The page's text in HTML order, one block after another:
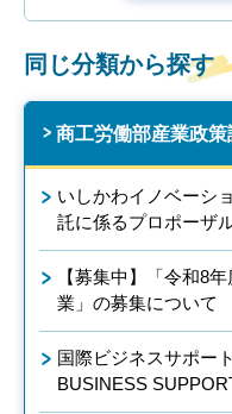
同じ分類から探す
商工労働部産業政策
いしかわイノベーシ
託に係るプロポーザ
【募集中】「令和8
業」の募集について
国際ビジネスサポー
BUSINESS